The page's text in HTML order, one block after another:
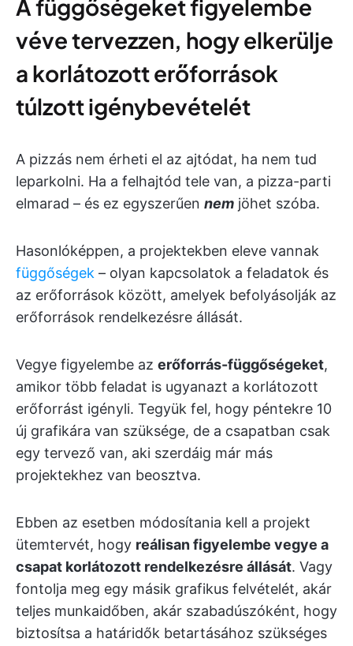
A függőségeket figyelembe
véve tervezzen, hogy elkerülje
a korlátozott erőforrások
túlzott igénybevételét
A pizzás nem érheti el az ajtódat, ha nem tud
leparkolni. Ha a felhajtód tele van, a pizza-parti
elmarad – és ez egyszerűen nem jöhet szóba.
Hasonlóképpen, a projektekben eleve vannak
függőségek – olyan kapcsolatok a feladatok és
az erőforrások között, amelyek befolyásolják az
erőforrások rendelkezésre állását.
Vegye figyelembe az erőforrás-függőségeket,
amikor több feladat is ugyanazt a korlátozott
erőforrást igényli. Tegyük fel, hogy péntekre 10
új grafikára van szüksége, de a csapatban csak
egy tervező van, aki szerdáig már más
projektekhez van beosztva.
Ebben az esetben módosítania kell a projekt
ütemtervét, hogy reálisan figyelembe vegye a
csapat korlátozott rendelkezésre állását. Vagy
fontolja meg egy másik grafikus felvételét, akár
teljes munkaidőben, akár szabadúszóként, hogy
biztosítsa a határidők betartásához szükséges